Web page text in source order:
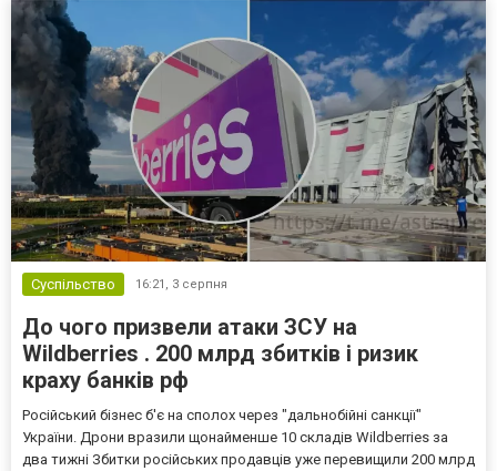
Суспільство 16:21, 3 серпня
До чого призвели атаки ЗСУ на
Wildberries . 200 млрд збитків і ризик
краху банків рф
Російський бізнес б'є на сполох через "дальнобійні санкції"
України. Дрони вразили щонайменше 10 складів Wildberries за
два тижні Збитки російських продавців уже перевищили 200 млрд